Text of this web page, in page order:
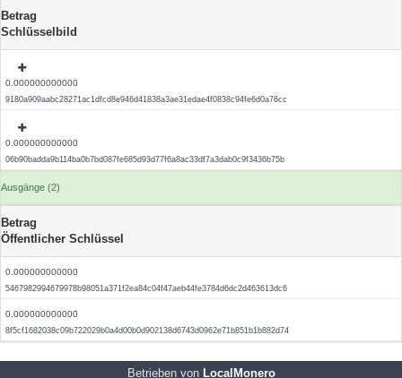
Betrag
Schlüsselbild
0.000000000000
9180a909aabc28271ac1dfcd8e946d41838a3ae31edae4f0838c94fe6d0a76cc
0.000000000000
06b90badda9b114ba0b7bd087fe685d93d77f6a8ac33df7a3dab0c9f3436b75b
Ausgänge (2)
Betrag
Öffentlicher Schlüssel
0.000000000000
5467982994679978b98051a371f2ea84c04f47aeb44fe3784d6dc2d463613dc6
0.000000000000
8f5cf1682038c09b722029b0a4d00b0d902138d6743d0962e71b851b1b882d74
Betrieben vonLocalMonero